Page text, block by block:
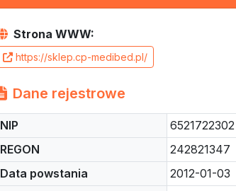
Strona WWW:
https://sklep.cp-medibed.pl/
Dane rejestrowe
NIP
6521722302
REGON
242821347
Data powstania
2012-01-03